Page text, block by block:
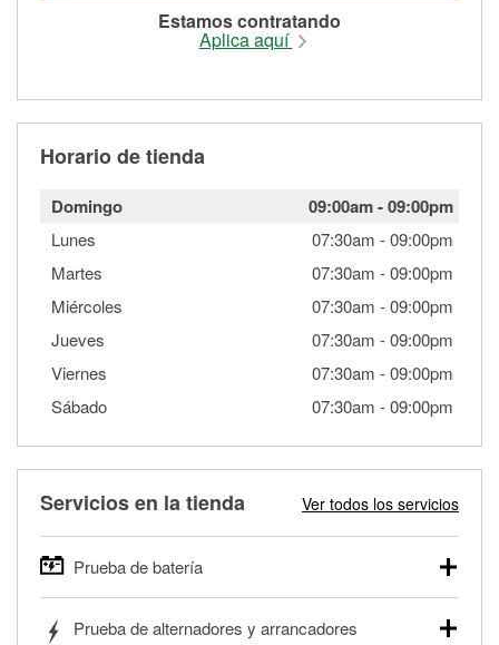
Estamos contratando
Aplica aquí
Horario de tienda
Domingo 09:00am-09:00pm
Lunes 07:30am -09:00pm
Martes
07:30am -09:00pm
Miércoles
07:30am -09:00pm
Jueves
07:30am -09:00pm
Viernes
07:30am -09:00pm
Sábado
07:30am -09:00pm
Servicios en la tienda Ver todos los servicios
Prueba de batería
autos, camionetas, SUVs, vehículos comerciales y
Prueba de alternadores y arrancadores